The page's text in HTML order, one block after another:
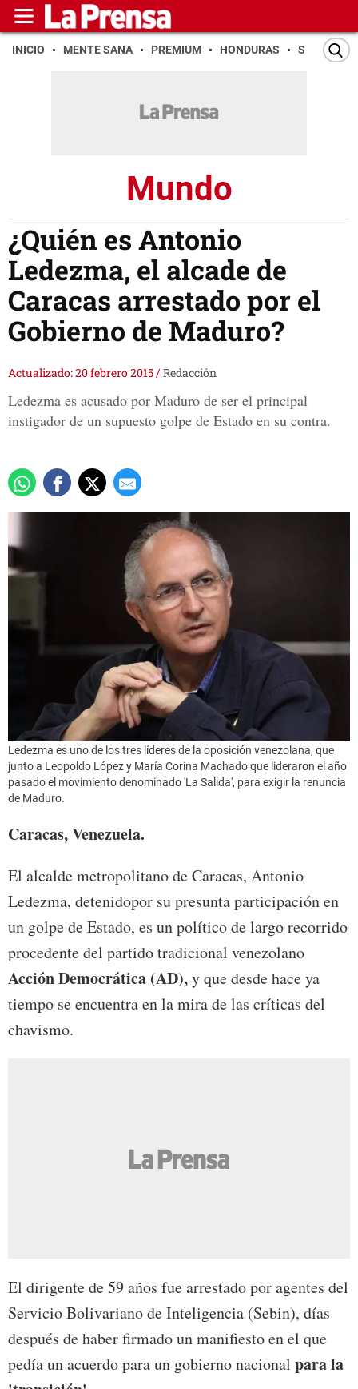
INICIO MENTE SANA PREMIUM HONDURAS SAN PEDRO
Mundo
¿Quién es Antonio
Ledezma, el alcade de
Caracas arrestado por el
Gobierno de Maduro?
Actualizado: 20 febrero 2015/Redacción
Ledezma es acusado por Maduro de ser el principal
instigador de un supuesto golpe de Estado en su contra.
Ledezma es uno de los tres líderes de la oposición venezolana, que
junto a Leopoldo López y María Corina Machado que lideraron el año
pasado el movimiento denominado 'La Salida', para exigir la renuncia
de Maduro.
Caracas, Venezuela.
El alcalde metropolitano de Caracas, Antonio
Ledezma, detenidopor su presunta participación en
un golpe de Estado, es un político de largo recorrido
procedente del partido tradicional venezolano
Acción Democrática (AD),y que desde hace ya
tiempo se encuentra en la mira de las críticas del
chavismo.
El dirigente de 59 años fue arrestado por agentes del
Servicio Bolivariano de Inteligencia (Sebin), días
después de haber firmado un manifiesto en el que
pedía un acuerdo para un gobierno nacional para la